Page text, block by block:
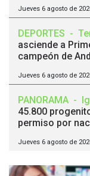
Jueves 6 agosto de
DEPORTES -
asciende a
campeón de
Jueves 6 agosto de
PANORAMA -
45.800
permiso por
Jueves 6 agosto de